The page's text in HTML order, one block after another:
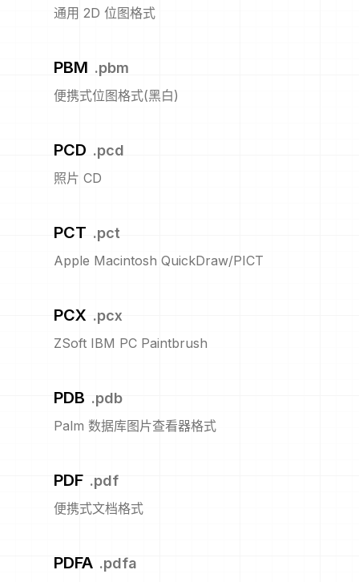
通用 2D 位图格式
PBM .pbm
便携式位图格式(黑白)
PCD .pcd
照片 CD
PCT .pct
Apple Macintosh QuickDraw/PICT
PCX .pcx
ZSoft IBM PC Paintbrush
PDB .pdb
Palm 数据库图片查看器格式
PDF .pdf
便携式文档格式
PDFA .pdfa